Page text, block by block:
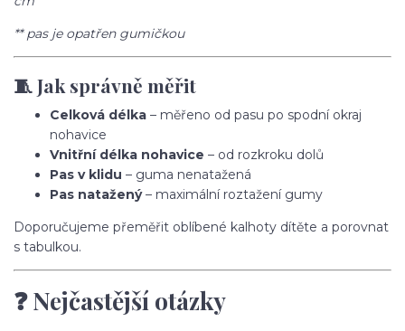
** pas je opatřen gumičkou
🧵 Jak správně měřit
Celková délka – měřeno od pasu po spodní okraj
nohavice
Vnitřní délka nohavice – od rozkroku dolů
Pas v klidu – guma nenatažená
Pas natažený– maximální roztažení gumy
Doporučujeme přeměřit oblíbené kalhoty dítěte a porovnat
s tabulkou.
❓ Nejčastější otázky